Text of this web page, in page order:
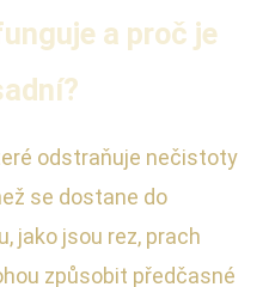
a proč je
odstraňuje nečistoty
se dostane do
jako jsou rez, prach
způsobit předčasné